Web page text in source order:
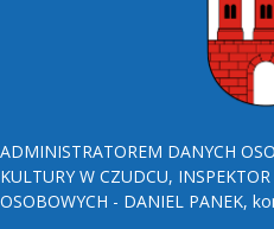
ADMINISTRATOREM DANYCH
KULTURY W CZUDCU,
OSOBOWYCH - DANIEL PANEK,